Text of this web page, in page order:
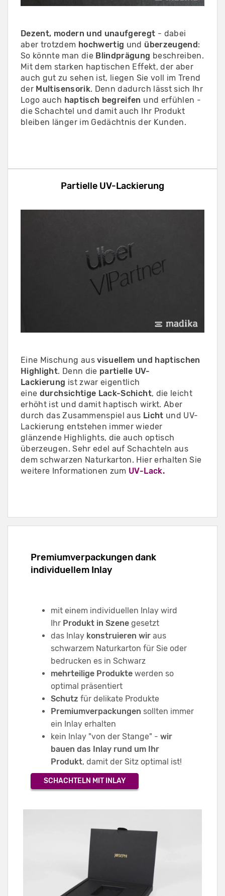
Dezent, modern und unaufgeregt - dabei
aber trotzdem hochwertig und überzeugend :
So könnte man die Blindprägung beschreiben.
Mit dem starken haptischen Effekt, der aber
auch gut zu sehen ist, liegen Sie voll im Trend
der Multisensorik. Denn dadurch lässt sich Ihr
Logo auch haptisch begreifen und erfühlen -
die Schachtel und damit auch Ihr Produkt
bleiben länger im Gedächtnis der Kunden.
Partielle UV-Lackierung
Eine Mischung ausvisuellem und haptischen
Highlight. Denn die partielle UV-
Lackierung ist zwar eigentlich
eine durchsichtige Lack-Schicht, die leicht
erhöht ist und damit haptisch wirkt. Aber
durch das Zusammenspiel aus Licht und UV-
Lackierung entstehen immer wieder
glänzende Highlights, die auch optisch
überzeugen. Sehr edel auf Schachteln aus
dem schwarzen Naturkarton. Hier erhalten Sie
weitere Informationen zum UV-Lack.
Premiumverpackungen dank
individuellem Inlay
mit einem individuellen Inlay wird
Ihr Produkt in Szene gesetzt
das Inlay konstruieren wir aus
schwarzem Naturkarton für Sie oder
bedrucken es in Schwarz
mehrteilige Produkte werden so
optimal präsentiert
Schutz für delikate Produkte
Premiumverpackungen sollten immer
ein Inlay erhalten
kein Inlay "von der Stange" - wir
bauen das Inlay rund um Ihr
Produkt, damit der Sitz optimal ist!
SCHACHTELN MIT INLAY